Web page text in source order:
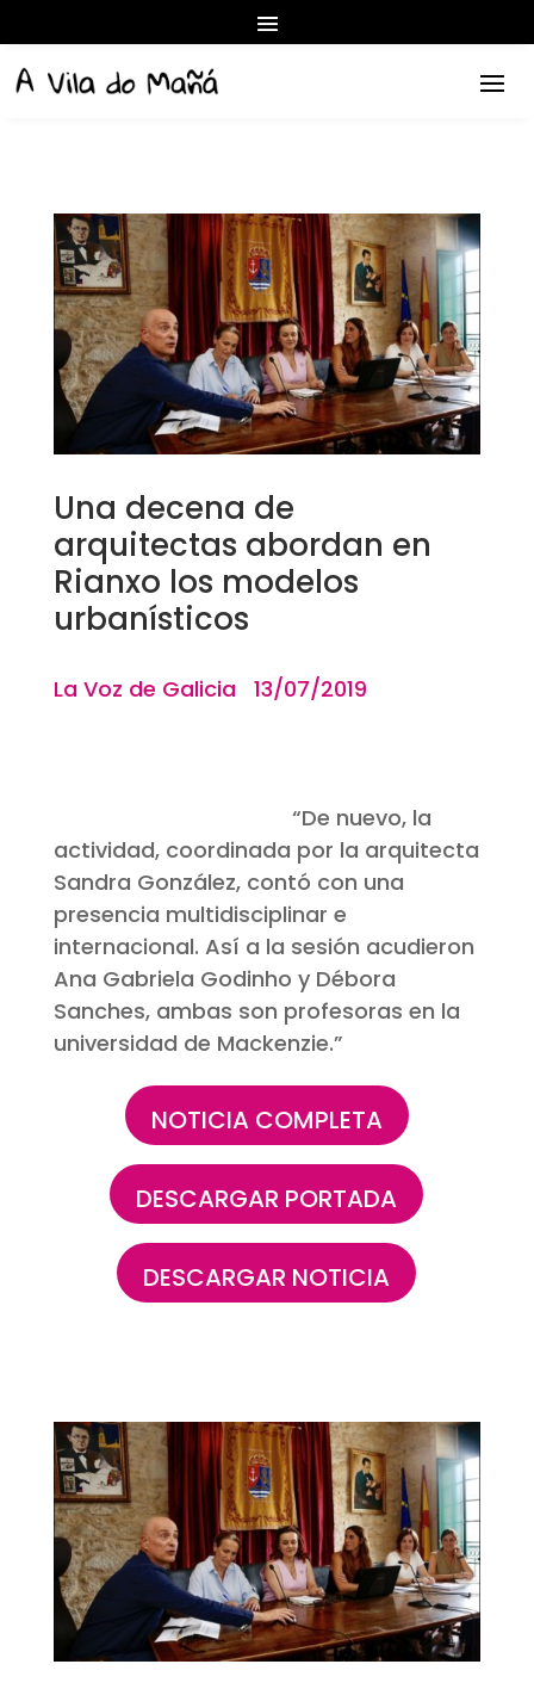
Una decena de
arquitectas abordan en
Rianxo los modelos
urbanísticos
La Voz de Galicia 13/07/2019
“De nuevo, la
actividad, coordinada por la arquitecta
Sandra González, contó con una
presencia multidisciplinar e
internacional. Así a la sesión acudieron
Ana Gabriela Godinho y Débora
Sanches, ambas son profesoras en la
universidad de Mackenzie.”
NOTICIA COMPLETA
DESCARGAR PORTADA
DESCARGAR NOTICIA